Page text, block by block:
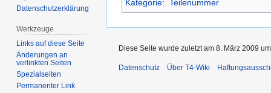
Kategorie: Teilenummer
Datenschutzerklärung
Werkzeuge
Links auf diese Seite
Änderungen an
verlinkten Seiten
Spezialseiten
Permanenter Link
Diese Seite wurde zuletzt am 8. März 2009
Datenschutz Über T4-Wiki